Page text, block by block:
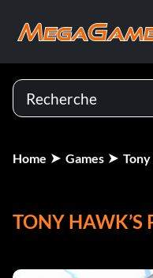
Home Games
TONY HAWK’S